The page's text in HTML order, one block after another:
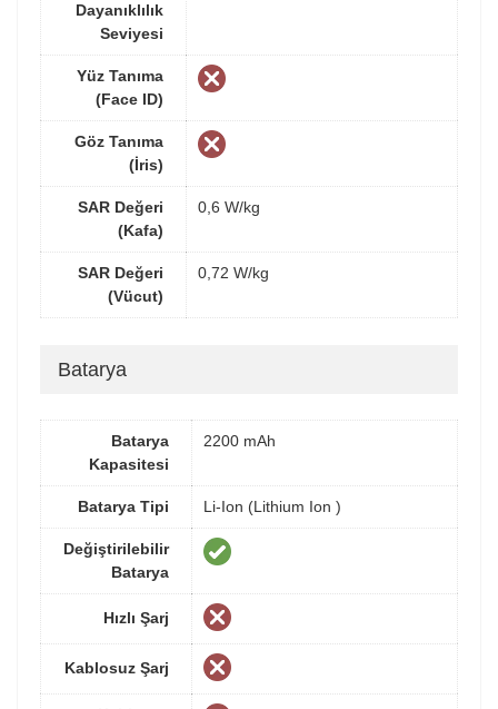
Dayanıklılık
Seviyesi
Yüz Tanıma
(Face ID)
Göz Tanıma
(İris)
SAR Değeri
(Kafa)
0,6 W/kg
SAR Değeri
(Vücut)
0,72 W/kg
Batarya
Batarya
Kapasitesi
2200 mAh
Batarya Tipi Li-Ion (Lithium Ion )
Değiştirilebilir
Batarya
Hızlı Şarj
Kablosuz Şarj